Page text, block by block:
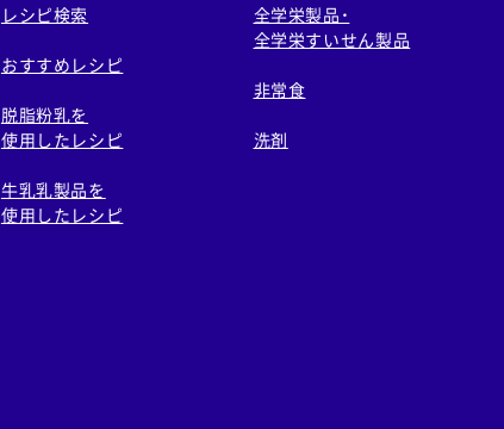
レシピ検索
おすすめレシピ
脱脂粉乳を
使用したレシピ
牛乳乳製品を
使用したレシピ
全学栄製品・
全学栄すいせん製品
非常食
洗剤